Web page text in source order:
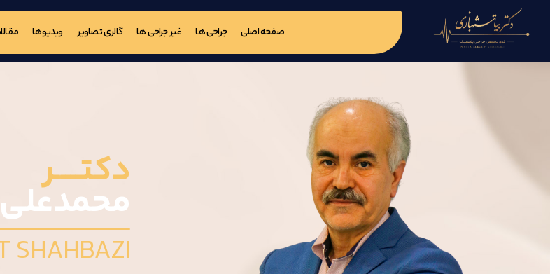
صفحه اصلی جراحی ها غیر جراحی ها گالری تصاویر ویدیوها
دکتـــــر
SHAHBAZI